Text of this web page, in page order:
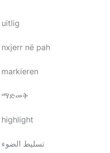
uitlig
nxjerr në pah
markieren
ማድመቅ
highlight
تسليط الضوء